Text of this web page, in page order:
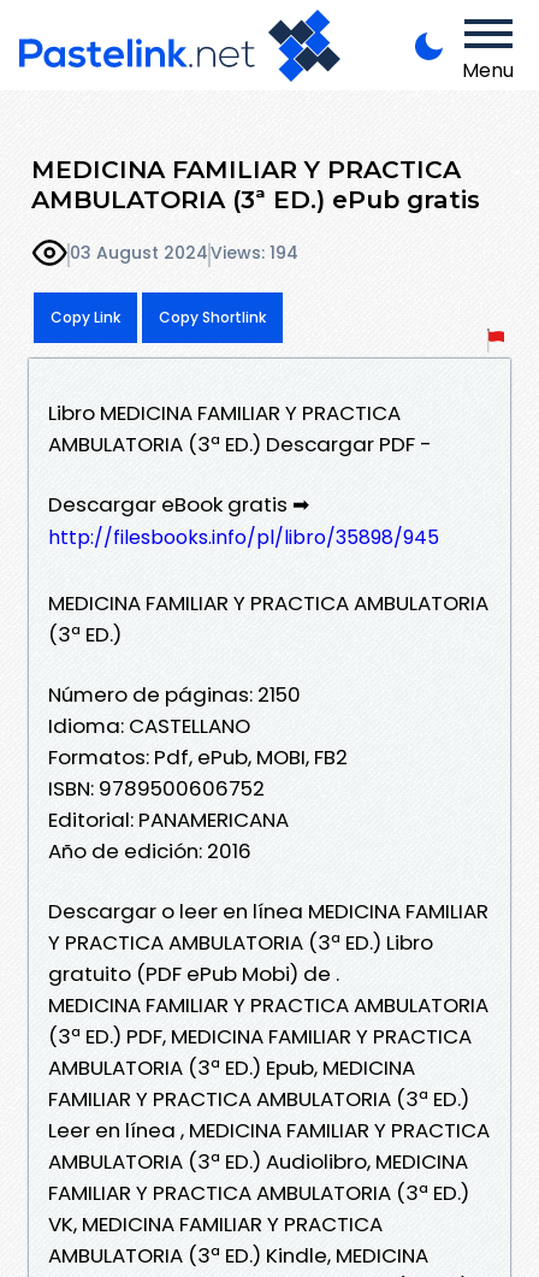
Menu
MEDICINA FAMILIAR Y PRACTICA
AMBULATORIA (3ª ED.) ePub gratis
03 August 2024Views: 194
Copy Link Copy Shortlink
Libro MEDICINA FAMILIAR Y PRACTICA
AMBULATORIA (3ª ED.) Descargar PDF -
Descargar eBook gratis ➡
http://filesbooks.info/pl/libro/35898/945
MEDICINA FAMILIAR Y PRACTICA AMBULATORIA
(3ª ED.)
Número de páginas: 2150
Idioma: CASTELLANO
Formatos: Pdf, ePub, MOBI, FB2
ISBN: 9789500606752
Editorial: PANAMERICANA
Año de edición: 2016
Descargar o leer en línea MEDICINA FAMILIAR
Y PRACTICA AMBULATORIA (3ª ED.) Libro
gratuito (PDF ePub Mobi) de .
MEDICINA FAMILIAR Y PRACTICA AMBULATORIA
(3ª ED.) PDF, MEDICINA FAMILIAR Y PRACTICA
AMBULATORIA (3ª ED.) Epub, MEDICINA
FAMILIAR Y PRACTICA AMBULATORIA (3ª ED.)
Leer en línea , MEDICINA FAMILIAR Y PRACTICA
AMBULATORIA (3ª ED.) Audiolibro, MEDICINA
FAMILIAR Y PRACTICA AMBULATORIA (3ª ED.)
VK, MEDICINA FAMILIAR Y PRACTICA
AMBULATORIA (3ª ED.) Kindle, MEDICINA